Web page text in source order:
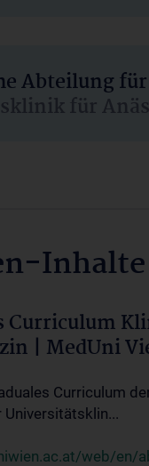
Abteilung
für
Inhalte
Curriculum
| MedUni
Curriculum
web/en/